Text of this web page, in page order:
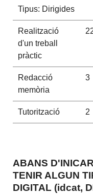
Tipus: Dirigides
Realització
d'un treball
pràctic
Redacció
memòria
3
Tutorització 2
ABANS
TENIR ALGUN
DIGITAL (idcat,